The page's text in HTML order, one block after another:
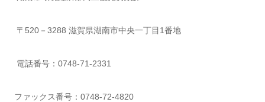
〒520－3288 滋賀県湖南市中央一丁目1番地
電話番号：0748-71-2331
ファックス番号：0748-72-4820